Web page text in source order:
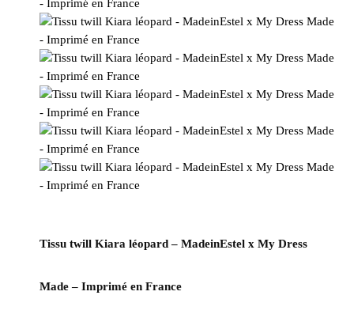
Tissu twill Kiara léopard – MadeinEstel x My Dress
Made – Imprimé en France